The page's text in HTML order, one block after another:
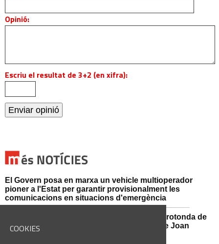
COOKIES
Opinió:
Escriu el resultat de 3+2 (en xifra):
El Govern posa en marxa un vehicle multioperador
pioner a l'Estat per garantir provisionalment les
comunicacions en situacions d'emergència
Afectacions al trànsit aquest divendres a la rotonda de
l'Avinguda dels Dolors amb el carrer Alcalde Joan